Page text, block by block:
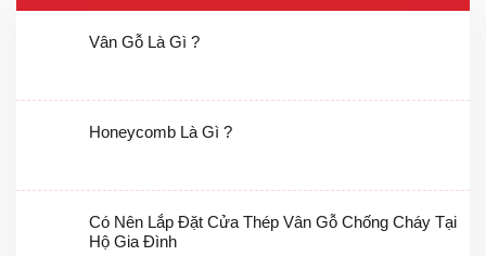
Vân Gỗ Là Gì ?
Honeycomb Là Gì ?
Có Nên Lắp Đặt Cửa Thép Vân Gỗ Chống Cháy Tại
Hộ Gia Đình